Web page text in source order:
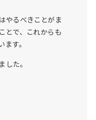
やるべきことがま
とで、これからも
す。
した。